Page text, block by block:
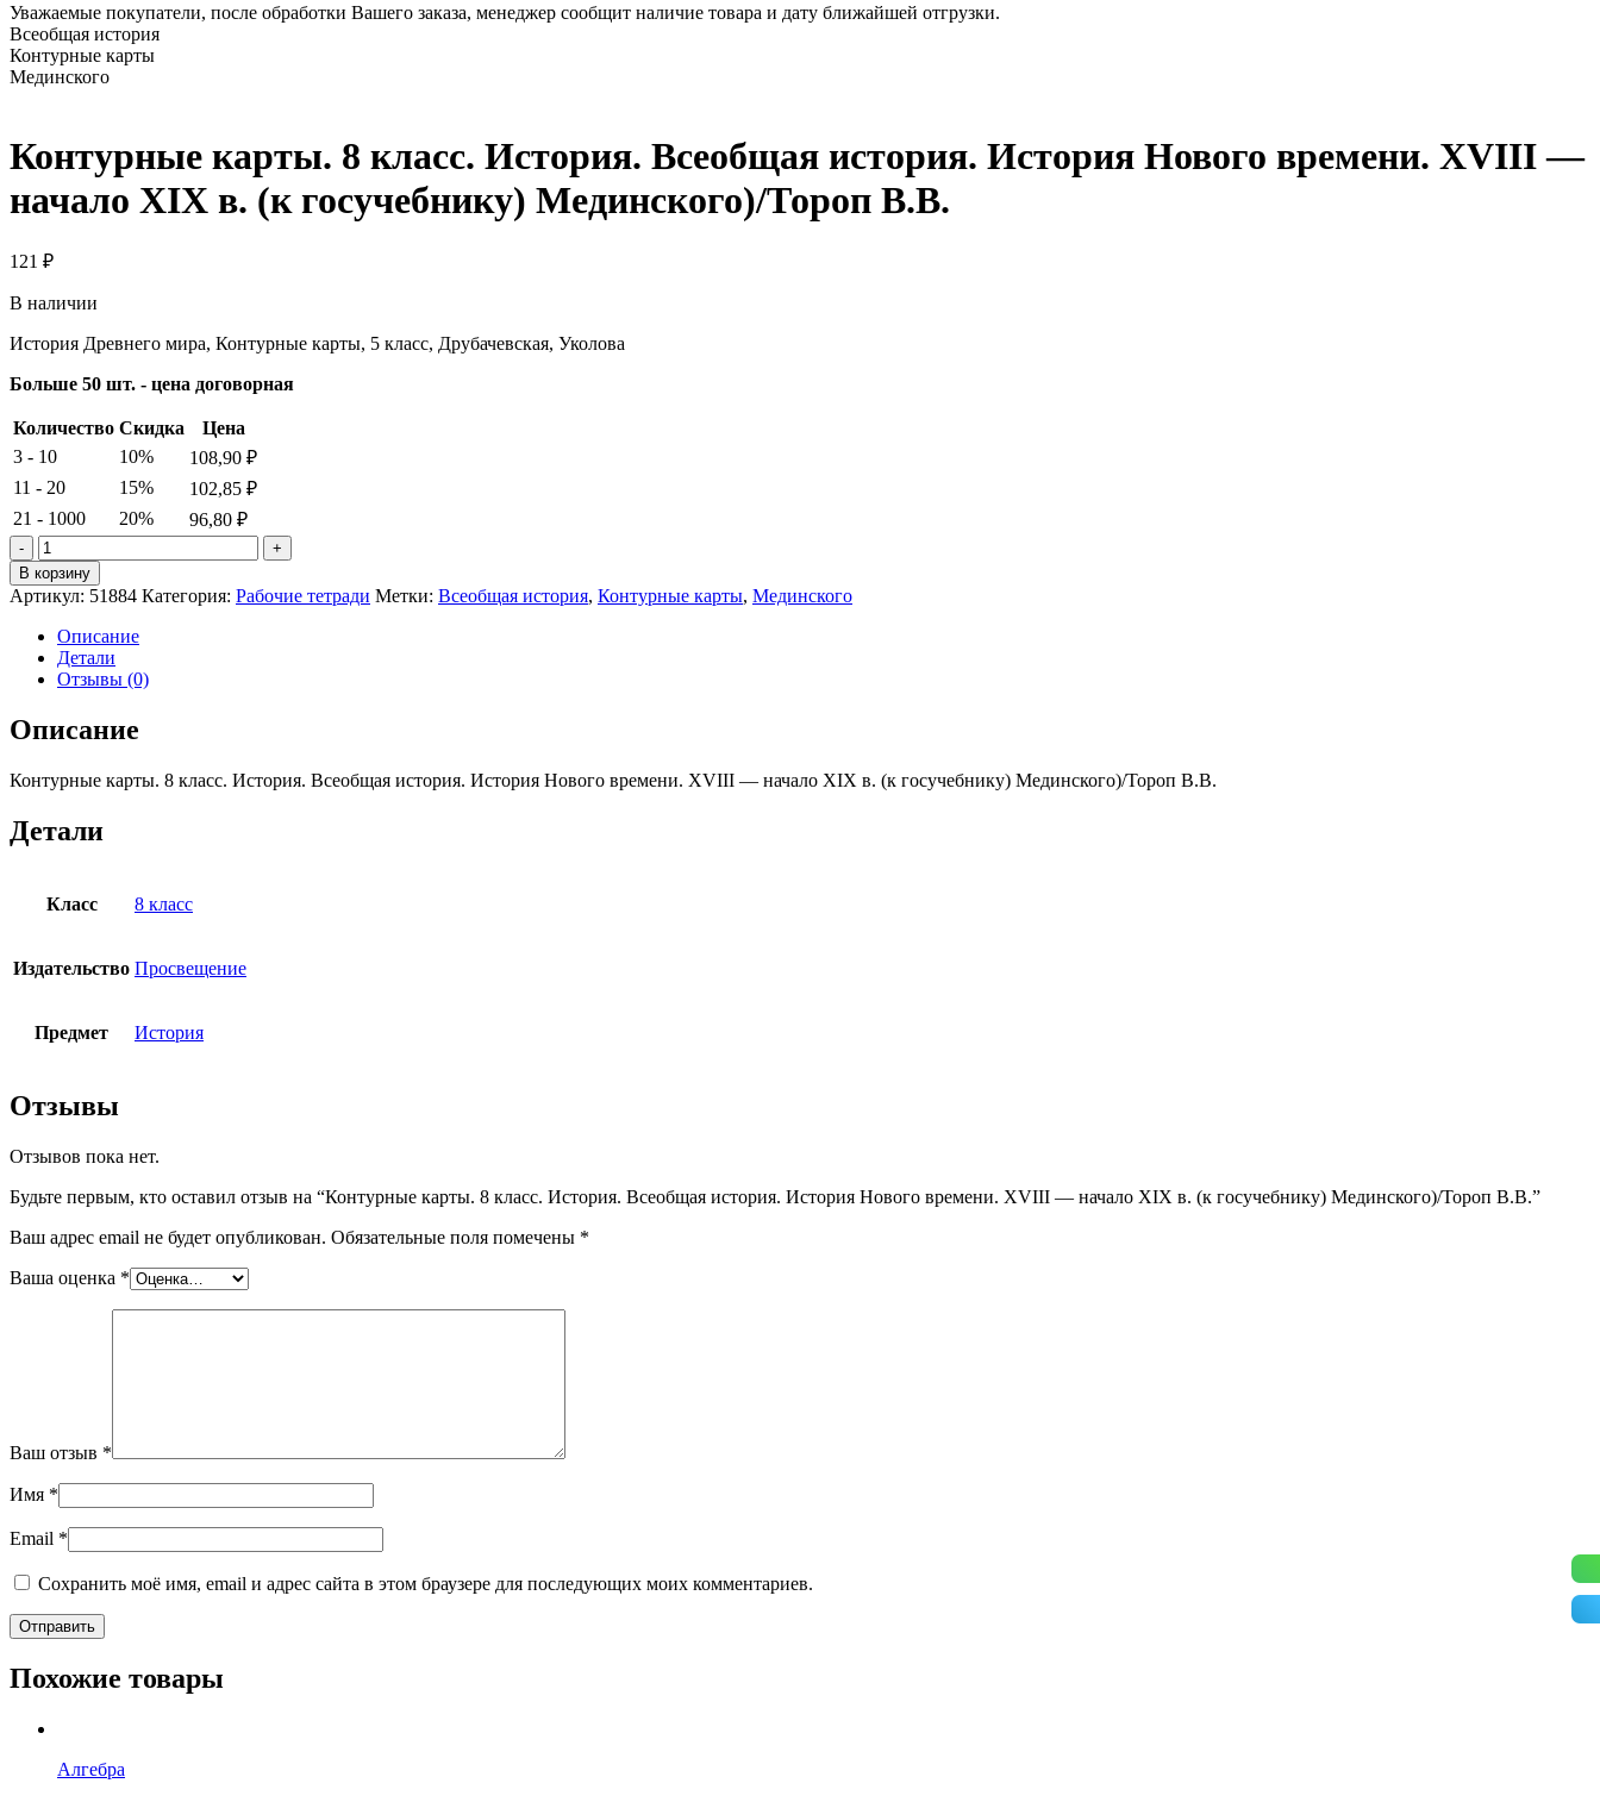
Уважаемые покупатели, после обработки Вашего заказа, менеджер сообщит наличие товара и дату ближайшей отгрузки.
Всеобщая история
Контурные карты
Мединского
Контурные карты. 8 класс. История. Всеобщая история. История Нового времени. XVIII —
начало XIX в. (к госучебнику) Мединского)/Тороп В.В.
121 ₽
В наличии
История Древнего мира, Контурные карты, 5 класс, Друбачевская, Уколова
Больше 50 шт. - цена договорная
Количество Скидка
Цена
3 - 10
10% 108,90 ₽
11 - 20
15% 102,85 ₽
21 - 1000
20% 96,80 ₽
Количество
товара
Контурные
карты.
8
класс.
История.
История
времени.
—
начало
(к
Тороп
В корзину
Артикул: 51884 Категория: Рабочие тетради Метки: Всеобщая история, Контурные карты, Мединского
Описание
Детали
Отзывы (0)
Описание
Контурные карты. 8 класс. История. Всеобщая история. История Нового времени. XVIII — начало XIX в. (к госучебнику) Мединского)/Тороп В.В.
Детали
Класс 8 класс
Издательство Просвещение
Предмет История
Отзывы
Отзывов пока нет.
Будьте первым, кто оставил отзыв на “Контурные карты. 8 класс. История. Всеобщая история. История Нового времени. XVIII — начало XIX в. (к госучебнику) Мединского)/Тороп В.В.”
Ваш адрес email не будет опубликован. Обязательные поля помечены *
Ваша оценка *
Ваш отзыв *
Имя *
Email *
Сохранить моё имя, email и адрес сайта в этом браузере для последующих моих комментариев.
Похожие товары
Алгебра